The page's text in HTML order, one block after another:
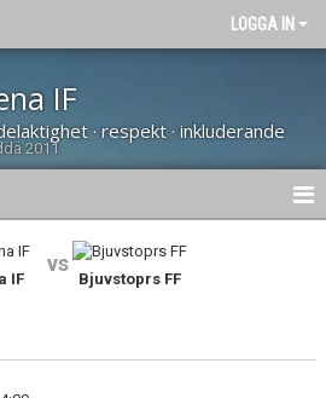
LOGGA IN
IF
· respekt · inkluderande
2011
IF
vs
Bjuvstoprs FF